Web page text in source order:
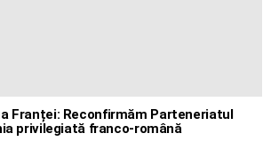
Franței: Reconfirmăm Parteneriatul
privilegiată franco-română